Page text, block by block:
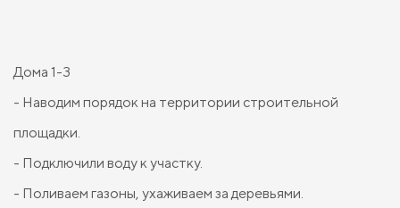
Дома 1-3
- Наводим порядок на территории строительной
площадки.
- Подключили воду к участку.
- Поливаем газоны, ухаживаем за деревьями.